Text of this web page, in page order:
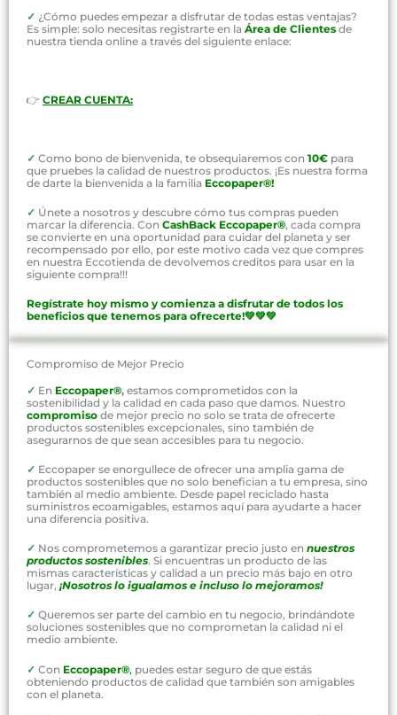
✓ ¿Cómo puedes empezar a disfrutar de todas estas ventajas?
Es simple: solo necesitas registrarte en la Área de Clientes de
nuestra tienda online a través del siguiente enlace:
👉 CREAR CUENTA:
✓ Como bono de bienvenida, te obsequiaremos con 10€ para
que pruebes la calidad de nuestros productos. ¡Es nuestra forma
de darte la bienvenida a la familia Eccopaper®!
✓ Únete a nosotros y descubre cómo tus compras pueden
marcar la diferencia. Con CashBack Eccopaper®, cada compra
se convierte en una oportunidad para cuidar del planeta y ser
recompensado por ello, por este motivo cada vez que compres
en nuestra Eccotienda de devolvemos creditos para usar en la
siguiente compra!!!
Regístrate hoy mismo y comienza a disfrutar de todos los
beneficios que tenemos para ofrecerte!💚💚💚
Compromiso de Mejor Precio
✓ En Eccopaper®, estamos comprometidos con la
sostenibilidad y la calidad en cada paso que damos. Nuestro
compromiso de mejor precio no solo se trata de ofrecerte
productos sostenibles excepcionales, sino también de
asegurarnos de que sean accesibles para tu negocio.
✓ Eccopaper se enorgullece de ofrecer una amplia gama de
productos sostenibles que no solo benefician a tu empresa, sino
también al medio ambiente. Desde papel reciclado hasta
suministros ecoamigables, estamos aquí para ayudarte a hacer
una diferencia positiva.
✓ Nos comprometemos a garantizar precio justo en nuestros
productos sostenibles. Si encuentras un producto de las
mismas características y calidad a un precio más bajo en otro
lugar, ¡Nosotros lo igualamos e incluso lo mejoramos!
✓ Queremos ser parte del cambio en tu negocio, brindándote
soluciones sostenibles que no comprometan la calidad ni el
medio ambiente.
✓ Con Eccopaper®, puedes estar seguro de que estás
obteniendo productos de calidad que también son amigables
con el planeta.